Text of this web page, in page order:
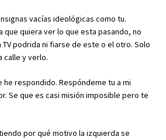
vacías ideológicas como tu.
que quiera ver lo que esta pasando, no
TV podrida ni fiarse de este o el otro. Solo
calle y verlo.
he respondido. Respóndeme tu a mi
Se que es casi misión imposible pero te
por qué motivo la izquierda se